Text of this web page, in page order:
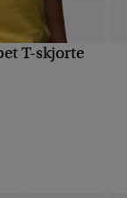
T-skjorte